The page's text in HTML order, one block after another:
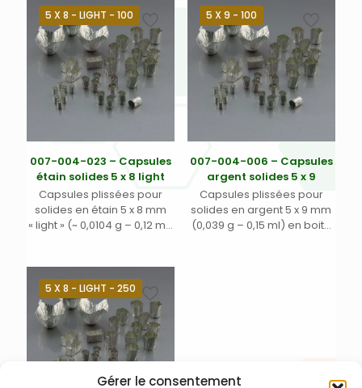
Gérer le consentement
5 X 8 - LIGHT - 100
007-004-023 – Capsules
étain solides 5 x 8 light
Capsules plissées pour
solides en étain 5 x 8 mm
« light » (~ 0,0104 g – 0,12 ml)
5 X 9 - 100
007-004-006 – Capsules
argent solides 5 x 9
Capsules plissées pour
solides en argent 5 x 9 mm
(0,039 g – 0,15 ml) en boite
5 X 8 - LIGHT - 250